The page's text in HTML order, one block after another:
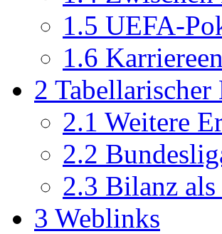
1.5 UEFA-
1.6
2
2.1 Weitere
2.2
2.3 Bilanz
3 Weblinks